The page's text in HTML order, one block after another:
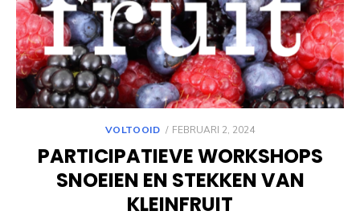
VOLTOOID
POSTED
FEBRUARI 2, 2024
PARTICIPATIEVE WORKSHOPS
SNOEIEN EN STEKKEN VAN
KLEINFRUIT